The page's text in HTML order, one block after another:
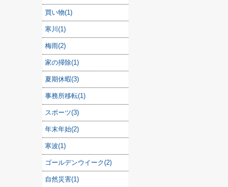
買い物(1)
寒川(1)
梅雨(2)
家の掃除(1)
夏期休暇(3)
事務所移転(1)
スポーツ(3)
年末年始(2)
寒波(1)
ゴールデンウイーク(2)
自然災害(1)